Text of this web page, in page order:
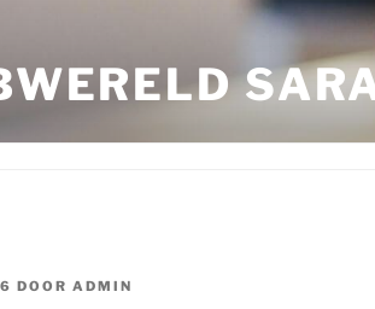
DOOR ADMIN